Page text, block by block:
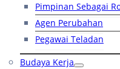
Pimpinan Sebagai
Agen Perubahan
Pegawai Teladan
Budaya Kerja